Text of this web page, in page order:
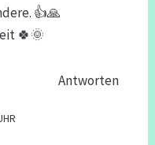
👍🙏
🍀🌞
Antworten